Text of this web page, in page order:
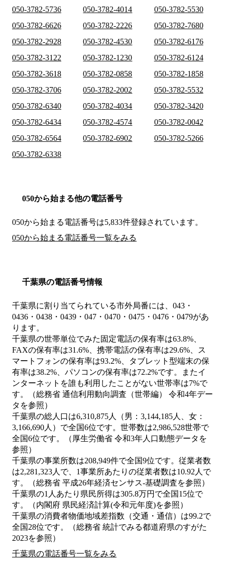
050-3782-5736
050-3782-4014
050-3782-5530
050-3782-6626
050-3782-2226
050-3782-7680
050-3782-2928
050-3782-4530
050-3782-6176
050-3782-3122
050-3782-1230
050-3782-6124
050-3782-3618
050-3782-0858
050-3782-1858
050-3782-3706
050-3782-2002
050-3782-5532
050-3782-6340
050-3782-4034
050-3782-3420
050-3782-6434
050-3782-4574
050-3782-0042
050-3782-6564
050-3782-6902
050-3782-5266
050-3782-6338
050から始まる他の電話番号
050から始まる電話番号は5,833件登録されています。
050から始まる電話番号一覧をみる
千葉県の電話番号情報
千葉県に割り当てられている市外局番には、043・
0436・0438・0439・047・0470・0475・0476・0479があ
ります。
千葉県の世帯単位でみた固定電話の保有率は63.8%、
FAXの保有率は31.6%、携帯電話の保有率は29.6%、ス
マートフォンの保有率は93.2%、タブレット型端末の保
有率は38.2%、パソコンの保有率は72.2%です。またイ
ンターネットを誰も利用したことがない世帯率は7%で
す。（総務省 通信利用動向調査（世帯編） 令和4年デー
タを参照）
千葉県の総人口は6,310,875人（男：3,144,185人、女：
3,166,690人）で全国6位です。世帯数は2,986,528世帯で
全国6位です。（厚生労働省 令和3年人口動態データを
参照）
千葉県の事業所数は208,949件で全国9位です。従業者数
は2,281,323人で、1事業所あたりの従業者数は10.92人で
す。（総務省 平成26年経済センサス‐基礎調査を参照）
千葉県の1人あたり県民所得は305.8万円で全国15位で
す。（内閣府 県民経済計算(令和元年度)を参照）
千葉県の消費者物価地域差指数（交通・通信）は99.2で
全国28位です。（総務省 統計でみる都道府県のすがた
2023を参照）
千葉県の電話番号一覧をみる